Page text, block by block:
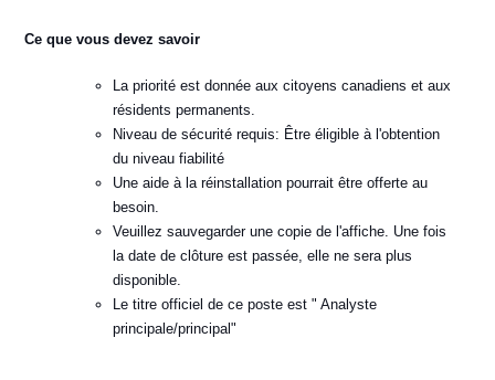
Ce que vous devez savoir
La priorité est donnée aux citoyens canadiens et aux
résidents permanents.
Niveau de sécurité requis: Être éligible à l'obtention
du niveau fiabilité
Une aide à la réinstallation pourrait être offerte au
besoin.
Veuillez sauvegarder une copie de l'affiche. Une fois
la date de clôture est passée, elle ne sera plus
disponible.
Le titre officiel de ce poste est " Analyste
principale/principal"